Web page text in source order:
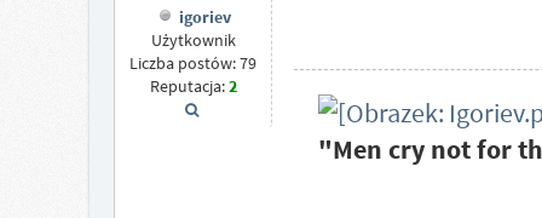
igoriev
Użytkownik
Liczba postów: 79
Reputacja:2
"Men cry not for